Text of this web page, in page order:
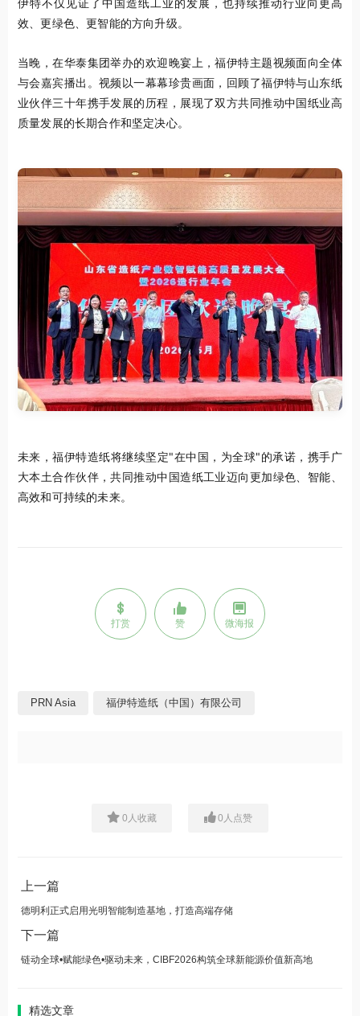
效、更绿色、更智能的方向升级。
当晚，在华泰集团举办的欢迎晚宴上，福伊特主题视频面向全体
与会嘉宾播出。视频以一幕幕珍贵画面，回顾了福伊特与山东纸
业伙伴三十年携手发展的历程，展现了双方共同推动中国纸业高
质量发展的长期合作和坚定决心。
未来，福伊特造纸将继续坚定"在中国，为全球"的承诺，携手广
大本土合作伙伴，共同推动中国造纸工业迈向更加绿色、智能、
高效和可持续的未来。
打赏 赞 微海报
PRN Asia 福伊特造纸（中国）有限公司
0 人收藏 0 人点赞
上一篇
德明利正式启用光明智能制造基地，打造高端存储
下一篇
链动全球•赋能绿色•驱动未来，CIBF2026构筑全球新能源价值新高地
精选文章